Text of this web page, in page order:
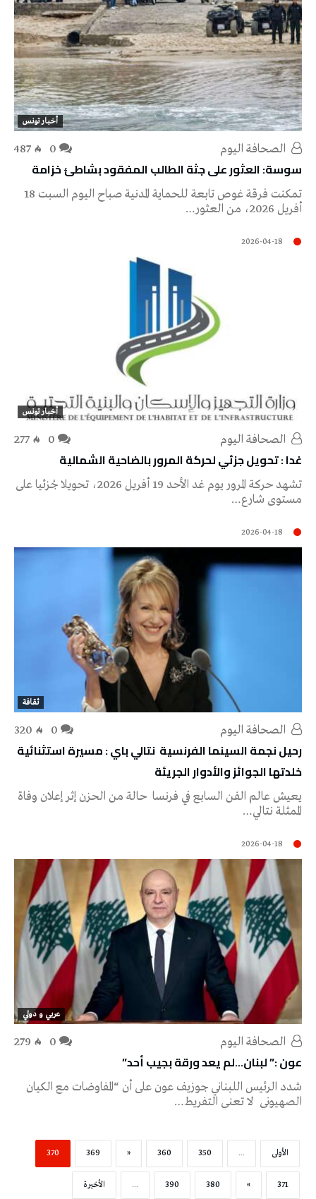
أخبار تونس
487
سوسة: العثور على جثة الطالب المفقود بشاطئ خزامة
تمكنت فرقة غوص تابعة للحماية المدنية صباح اليوم السبت 18
أفريل 2026، من العثور…
2026-04-18
أخبار تونس
277
غدا : تحويل جزئي لحركة المرور بالضاحية الشمالية
تشهد حركة المرور يوم غد الأحد 19 أفريل 2026، تحويلا جُزئيا على
مستوى شارع…
2026-04-18
ثقافة
320
رحيل نجمة السينما الفرنسية نتالي باي : مسيرة استثنائية
خلدتها الجوائز والأدوار الجريئة
يعيش عالم الفن السابع في فرنسا حالة من الحزن إثر إعلان وفاة
الممثلة نتالي…
2026-04-18
عربي و دولي
279
عون :” لبنان…لم يعد ورقة بجيب أحد”
شدد الرئيس اللبناني جوزيف عون على أن “المفاوضات مع الكيان
الصهيوني لا تعني التفريط…
‫الأولى‬ ...
350
360
«
369
370
371
»
380
390
... ‫الأخيرة‬